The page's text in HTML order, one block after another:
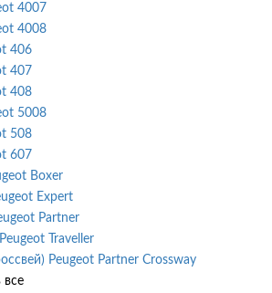
4007
4008
406
407
408
5008
508
607
Boxer
Expert
Partner
Peugeot Traveller
Peugeot Partner Crossway
все